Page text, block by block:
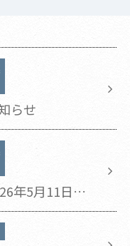
らせ
年5月11日
き」の温泉